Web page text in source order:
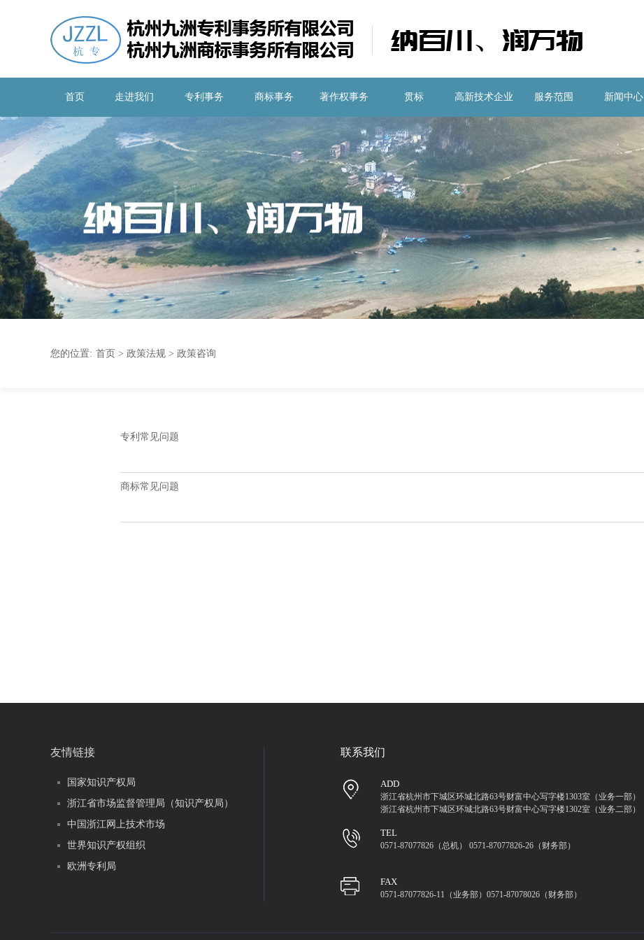
首页 走进我们 专利事务 商标事务 著作权事务 贯标 高新技术企业 服务范围 新闻中心
您的位置: 首页 > 政策法规 > 政策咨询
专利常见问题
商标常见问题
友情链接
国家知识产权局
浙江省市场监督管理局（知识产权局）
中国浙江网上技术市场
世界知识产权组织
欧洲专利局
联系我们
ADD
浙江省杭州市下城区环城北路63号财富中心写字楼1303室（业务一部）
浙江省杭州市下城区环城北路63号财富中心写字楼1302室（业务二部）
TEL
0571-87077826（总机） 0571-87077826-26（财务部）
FAX
0571-87077826-11（业务部）0571-87078026（财务部）